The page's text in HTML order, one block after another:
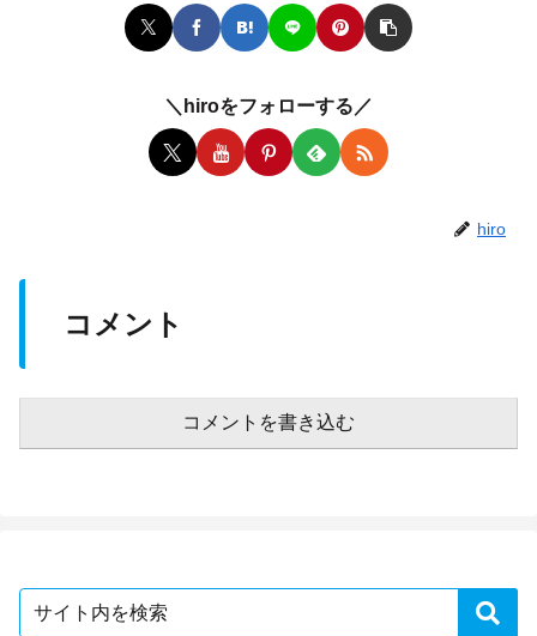
＼hiroをフォローする／
hiro
コメント
コメントを書き込む